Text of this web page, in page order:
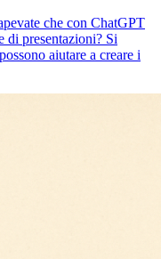
che con ChatGPT
di presentazioni? Si
aiutare a creare i